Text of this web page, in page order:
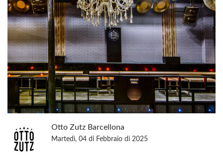
Otto Zutz Barcellona
Martedì, 04 di Febbraio di 2025